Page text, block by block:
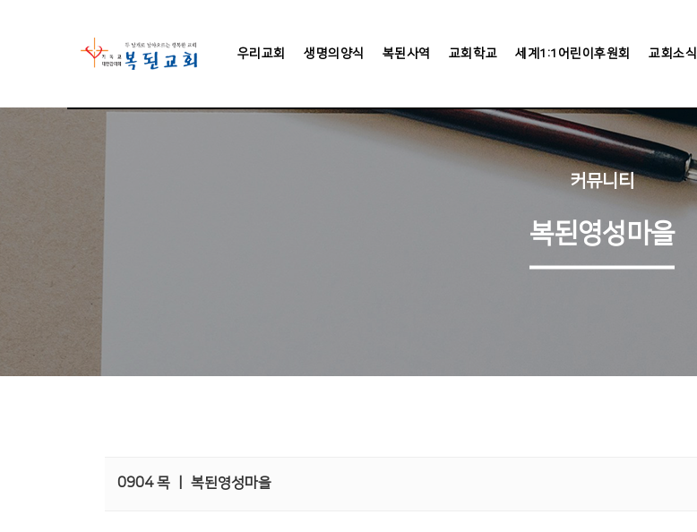
우리교회 생명의양식 복된사역 교회학교 세계1:1어린이후원회 교회소식
커뮤니티
복된영성마을
0904 목 ㅣ 복된영성마을